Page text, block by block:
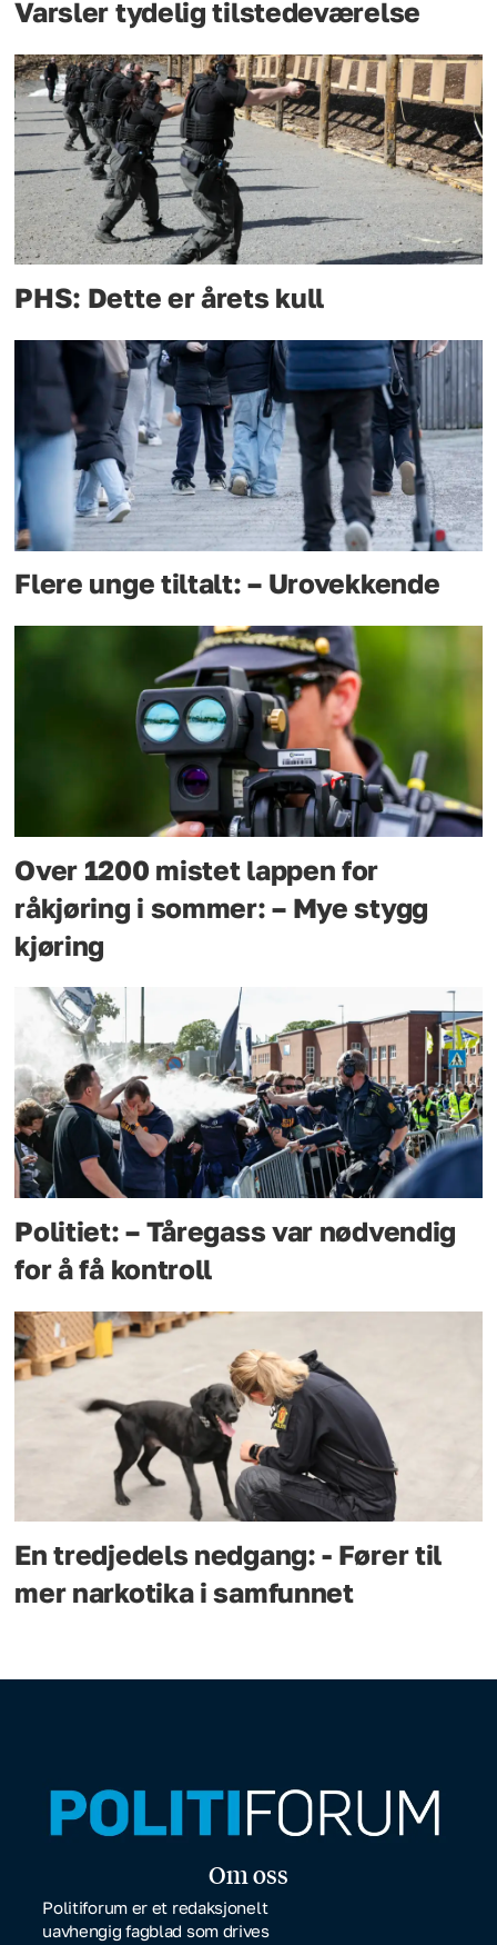
Varsler tydelig tilstedeværelse
PHS: Dette er årets kull
Flere unge tiltalt: – Urovekkende
Over 1200 mistet lappen for
råkjøring i sommer: – Mye stygg
kjøring
Politiet: – Tåregass var nødvendig
for å få kontroll
En tredjedels nedgang: - Fører til
mer narkotika i samfunnet
Om oss
Politiforum er et redaksjonelt
uavhengig fagblad som drives